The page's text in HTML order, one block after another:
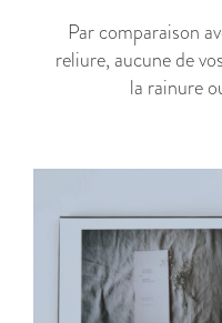
Par comparaison
reliure, aucune de
la rainure